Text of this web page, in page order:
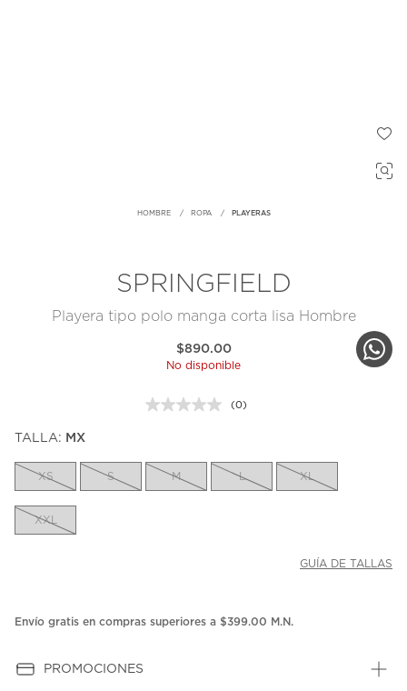
HOMBRE ROPA PLAYERAS
SPRINGFIELD
Playera tipo polo manga corta lisa Hombre
$890.00
No disponible
Sin
la
misma
(0)
TALLA: MX
XS S M L XL
XXL
GUÍA DE TALLAS
Envío gratis en compras superiores a $399.00 M.N.
PROMOCIONES